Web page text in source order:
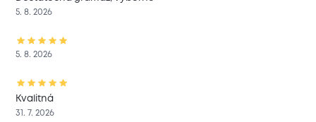
5. 8. 2026
5. 8. 2026
Kvalitná
31. 7. 2026